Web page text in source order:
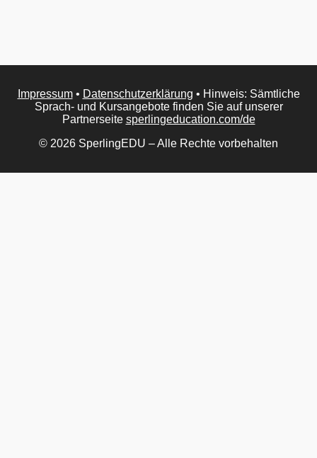
Impressum• Datenschutzerklärung • Hinweis: Sämtliche
Sprach- und Kursangebote finden Sie auf unserer
Partnerseite sperlingeducation.com/de
© 2026 SperlingEDU – Alle Rechte vorbehalten